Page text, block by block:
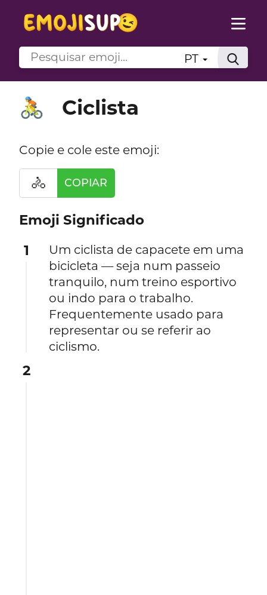
PT
🚴 Ciclista
Copie e cole este emoji:
🚴 COPIAR
Emoji Significado
1
Um ciclista de capacete em uma
bicicleta — seja num passeio
tranquilo, num treino esportivo
ou indo para o trabalho.
Frequentemente usado para
representar ou se referir ao
ciclismo.
2